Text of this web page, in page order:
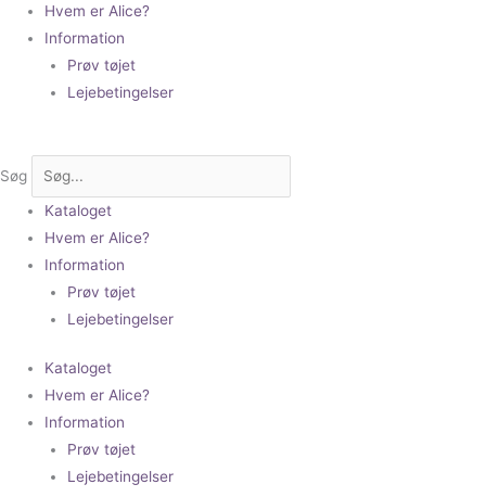
Hvem er Alice?
Information
Prøv tøjet
Lejebetingelser
Søg
Kataloget
Hvem er Alice?
Information
Prøv tøjet
Lejebetingelser
Kataloget
Hvem er Alice?
Information
Prøv tøjet
Lejebetingelser